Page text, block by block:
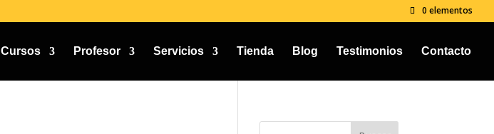
0 elementos
Cursos Profesor Servicios Tienda Blog Testimonios Contacto